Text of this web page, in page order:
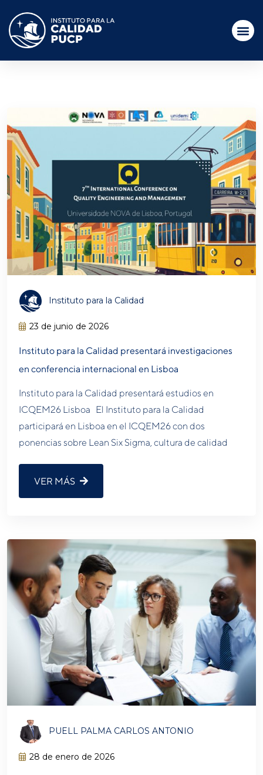
Instituto para la Calidad
23 de junio de 2026
Instituto para la Calidad presentará investigaciones
en conferencia internacional en Lisboa
Instituto para la Calidad presentará estudios en
ICQEM26 Lisboa El Instituto para la Calidad
participará en Lisboa en el ICQEM26 con dos
ponencias sobre Lean Six Sigma, cultura de calidad
VER MÁS
PUELL PALMA CARLOS ANTONIO
28 de enero de 2026